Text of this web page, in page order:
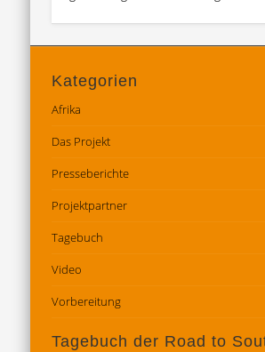
Kategorien
Afrika
Das Projekt
Presseberichte
Projektpartner
Tagebuch
Video
Vorbereitung
Tagebuch der Road to